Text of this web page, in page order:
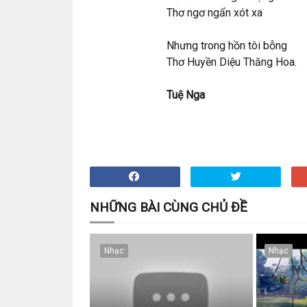
Thơ ngơ ngẩn xót xa
Nhưng trong hồn tôi bỗng
Thơ Huyền Diệu Thăng Hoa.
Tuệ Nga
NHỮNG BÀI CÙNG CHỦ ĐỀ
Nhạc Nhạc